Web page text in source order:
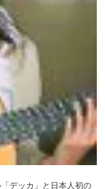
デッカ」と日本人初の